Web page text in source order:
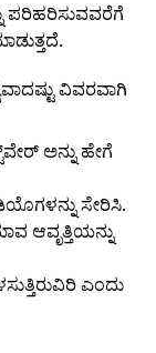
ಪರಿಹರಿಸುವವರೆಗೆ
ವಿವರವಾಗಿ
ಅನ್ನು ಹೇಗೆ
ಸೇರಿಸಿ.
ಆವೃತ್ತಿಯನ್ನು
ಎಂದು